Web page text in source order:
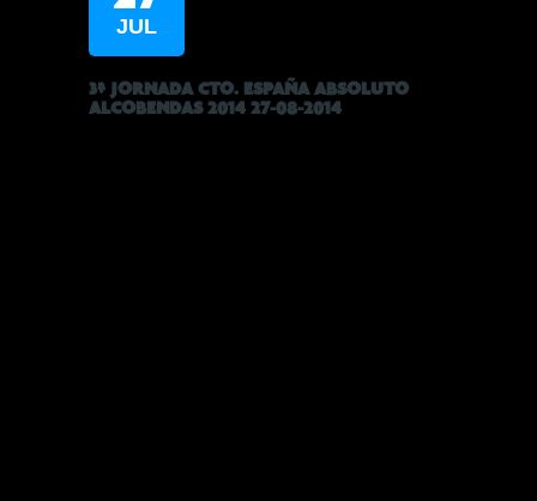
JUL
3ª JORNADA CTO. ESPAÑA ABSOLUTO
ALCOBENDAS 2014 27-08-2014